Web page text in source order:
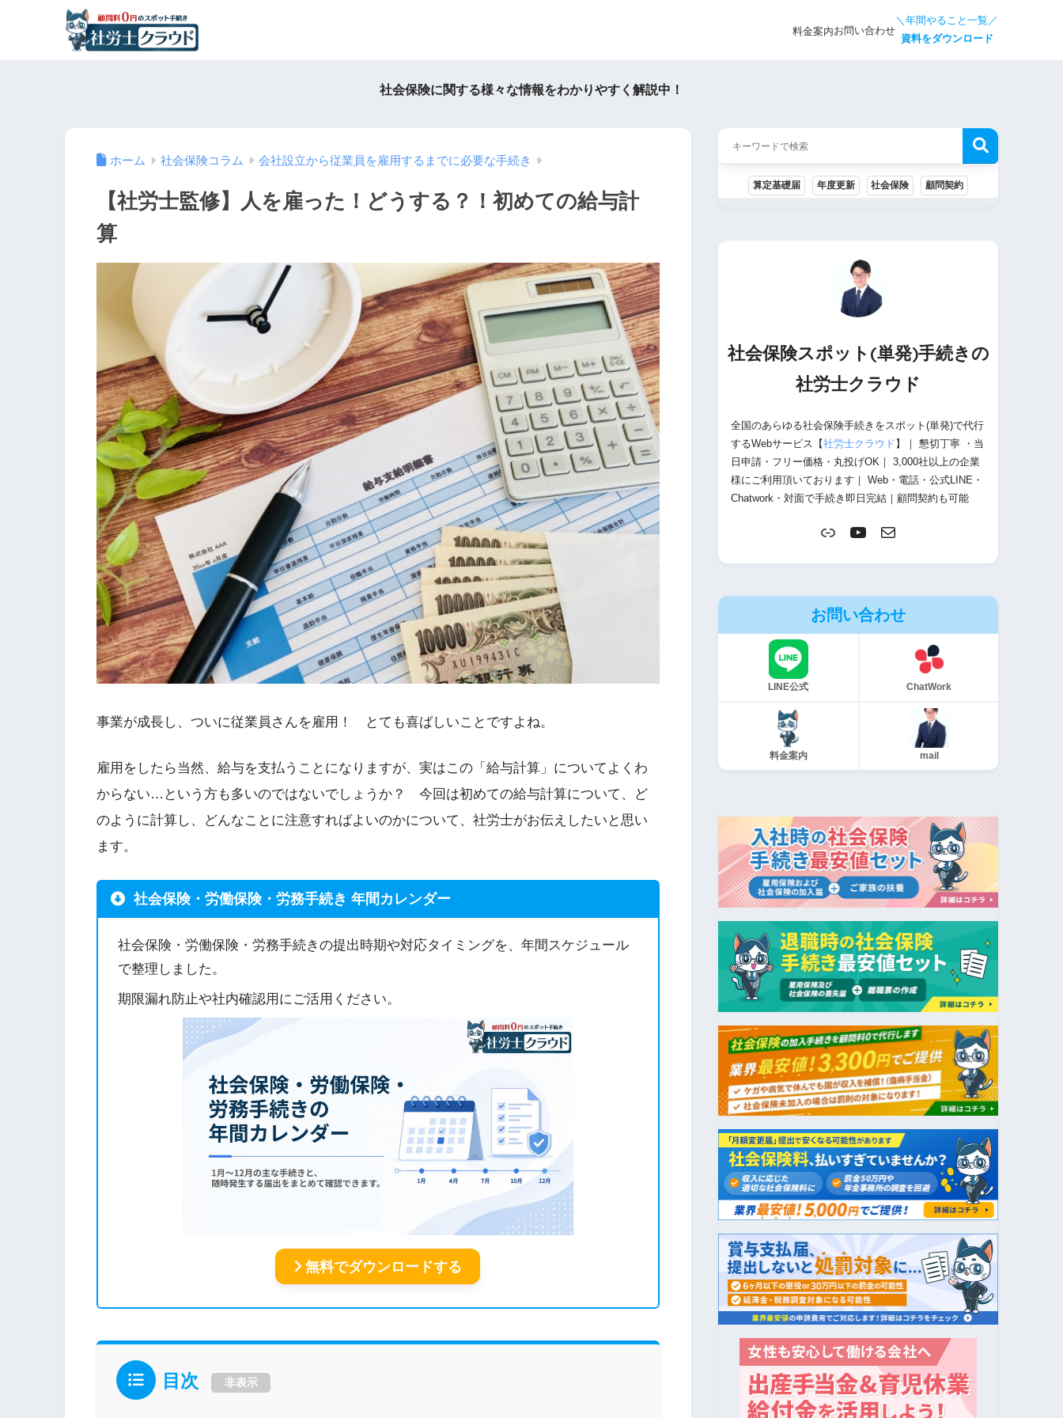
料金案内お問い合わせ
＼年間やること一覧／
資料をダウンロード
社会保険に関する様々な情報をわかりやすく解説中！
ホーム 社会保険コラム 会社設立から従業員を雇用するまでに必要な手続き
【社労士監修】人を雇った！どうする？！初めての給与計
算
事業が成長し、ついに従業員さんを雇用！ とても喜ばしいことですよね。
雇用をしたら当然、給与を支払うことになりますが、実はこの「給与計算」についてよくわ
からない…という方も多いのではないでしょうか？ 今回は初めての給与計算について、ど
のように計算し、どんなことに注意すればよいのかについて、社労士がお伝えしたいと思い
ます。
社会保険・労働保険・労務手続き 年間カレンダー
社会保険・労働保険・労務手続きの提出時期や対応タイミングを、年間スケジュール
で整理しました。
期限漏れ防止や社内確認用にご活用ください。
無料でダウンロードする
目次 非表示
算定基礎届 年度更新 社会保険 顧問契約
社会保険スポット(単発)手続きの
社労士クラウド
全国のあらゆる社会保険手続きをスポット(単発)で代行
するWebサービス【社労士クラウド】｜ 懇切丁寧 ・当
日申請・フリー価格・丸投げOK｜ 3,000社以上の企業
様にご利用頂いております｜ Web・電話・公式LINE・
Chatwork・対面で手続き即日完結｜顧問契約も可能
お問い合わせ
LINE公式 ChatWork
料金案内 mail